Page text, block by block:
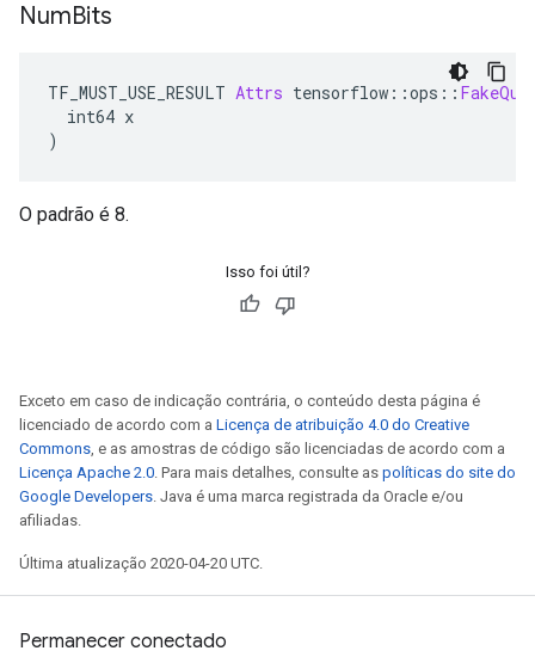
NumBits
TF_MUST_USE_RESULT Attrs tensorflow ::ops ::
int64 x
)
O padrão é 8.
Isso foi útil?
Exceto em caso de indicação contrária, o conteúdo desta página é
licenciado de acordo com a Licença de atribuição 4.0 do Creative
Commons, e as amostras de código são licenciadas de acordo com a
Licença Apache 2.0. Para mais detalhes, consulte as políticas do site do
Google Developers. Java é uma marca registrada da Oracle e/ou
afiliadas.
Última atualização 2020-04-20 UTC.
Permanecer conectado